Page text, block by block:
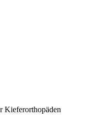
Kieferorthopäden